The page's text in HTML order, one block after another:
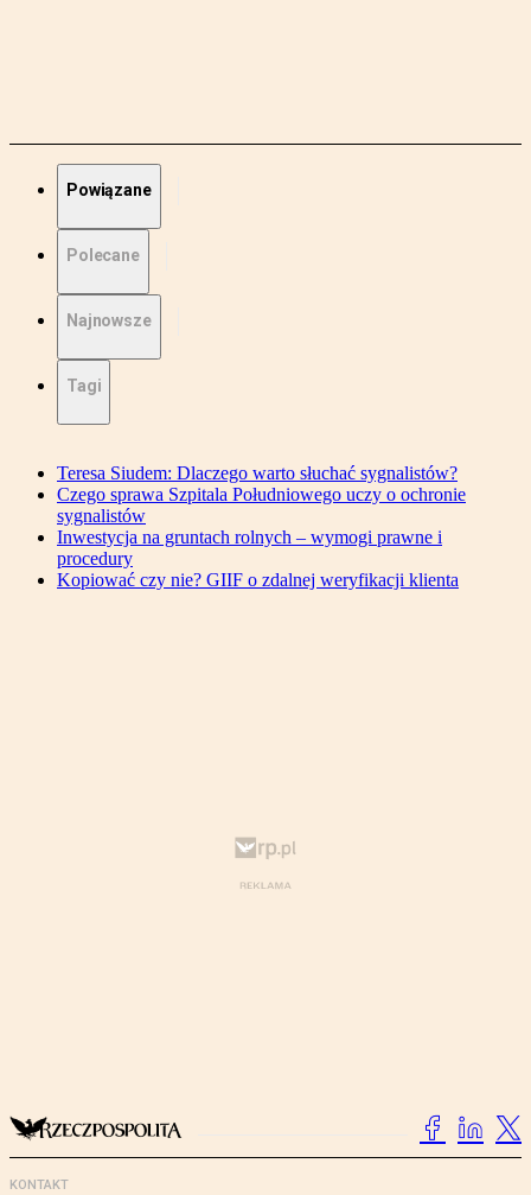
Powiązane
Polecane
Najnowsze
Tagi
Teresa Siudem: Dlaczego warto słuchać sygnalistów?
Czego sprawa Szpitala Południowego uczy o ochronie
sygnalistów
Inwestycja na gruntach rolnych – wymogi prawne i
procedury
Kopiować czy nie? GIIF o zdalnej weryfikacji klienta
KONTAKT